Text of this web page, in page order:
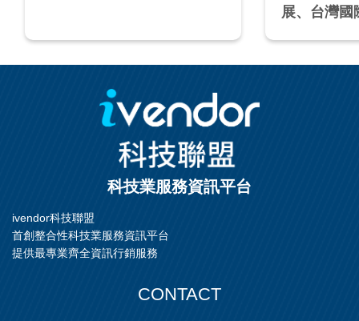
展、台灣國
科技業服務資訊平台
ivendor科技聯盟
首創整合性科技業服務資訊平台
提供最專業齊全資訊行銷服務
CONTACT